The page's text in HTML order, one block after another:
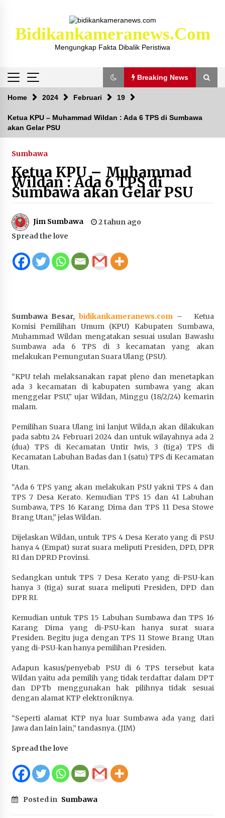
Bidikankameranews.com
Mengungkap Fakta Dibalik Peristiwa
Breaking News
Breaking News
Kejaksaan KSB Mulai Lidik Mafia Tanah Desa
Sekongkang Bawah
2 tahun ago
Laporan Dugaan Pencabulan di Desa Sepayung
Kec. Plampang, Polres Sumbawa Pastikan
Proses Penyelidikan Berjalan Maksimal
Anggota Satlantas Polres Sumbawa, Briptu
Juanda, Edukasi Masyarakat dalam Mengurus
1 bulan ago
Bupati H. Jarot : Demi Keberlanjutan Pelayanan,
Perumdam Batulanteh Akan Lakukan
Penyesuaian Tarif Air Minum
Prestasi Nasional, Polwan Polres Sumbawa
Bripda Vanesa Aprilia Renyaan, Sabet Juara II
Taekwondo Kapolri Cup ke-7
Sekretaris Bapperida, Dwi Rahayu, ST,. MM,.
Pimpin Rakor Aksi Konvergensi Percepatan
Penurunan Stunting di Sumbawa
1 bulan ago
Wabup Ansori Apresiasi Rekomendasi dan
Pandangan Fraksi – Fraksi DPRD Sumbawa
1 bulan ago
Bupati Sumbawa Lepas 487 Atlet dari Berbagai
Cabor yang Akan Berjuang pada PORPROV XII
NTB 2026
BAZNAS Kabupaten Sumbawa Salurkan Bantuan
Program 100 Mustahik Per Desa di Desa Teluk
1 bulan ago
Dosen UTS Siap Kembangkan Inovasi Lewat
Pelatihan PDPP 2026 Bali
1 bulan ago
Terapkan “Polantas Menyapa”, Satlantas Polres
Sumbawa Berupaya Wujudkan Pelayanan
Kepolisian yang Profesional
1 bulan ago
Sumbawa Terus Dirasakan Masyarakat
Home 2024 Februari 19
Ketua KPU – Muhammad Wildan : Ada 6 TPS di Sumbawa
akan Gelar PSU
Sumbawa
Ketua KPU – Muhammad
Wildan : Ada 6 TPS di
Sumbawa akan Gelar PSU
Jim Sumbawa
2 tahun ago
Spread the love
Sumbawa Besar, bidikankameranews.com– Ketua
Komisi Pemilihan Umum (KPU) Kabupaten Sumbawa,
Muhammad Wildan mengatakan sesuai usulan Bawaslu
Sumbawa ada 6 TPS di 3 kecamatan yang akan
melakukan Pemungutan Suara Ulang (PSU).
“KPU telah melaksanakan rapat pleno dan menetapkan
ada 3 kecamatan di kabupaten sumbawa yang akan
menggelar PSU,” ujar Wildan, Minggu (18/2/24) kemarin
malam.
Pemilihan Suara Ulang ini lanjut Wilda,n akan dilakukan
pada sabtu 24 Februari 2024 dan untuk wilayahnya ada 2
(dua) TPS di Kecamatan Untir Iwis, 3 (tiga) TPS di
Kecamatan Labuhan Badas dan 1 (satu) TPS di Kecamatan
Utan.
“Ada 6 TPS yang akan melakukan PSU yakni TPS 4 dan
TPS 7 Desa Kerato. Kemudian TPS 15 dan 41 Labuhan
Sumbawa, TPS 16 Karang Dima dan TPS 11 Desa Stowe
Brang Utan,” jelas Wildan.
Dijelaskan Wildan, untuk TPS 4 Desa Kerato yang di PSU
hanya 4 (Empat) surat suara meliputi Presiden, DPD, DPR
RI dan DPRD Provinsi.
Sedangkan untuk TPS 7 Desa Kerato yang di-PSU-kan
hanya 3 (tiga) surat suara meliputi Presiden, DPD dan
DPR RI.
Kemudian untuk TPS 15 Labuhan Sumbawa dan TPS 16
Karang Dima yang di-PSU-kan hanya surat suara
Presiden. Begitu juga dengan TPS 11 Stowe Brang Utan
yang di-PSU-kan hanya pemilihan Presiden.
Adapun kasus/penyebab PSU di 6 TPS tersebut kata
Wildan yaitu ada pemilih yang tidak terdaftar dalam DPT
dan DPTb menggunakan hak pilihnya tidak sesuai
dengan alamat KTP elektroniknya.
“Seperti alamat KTP nya luar Sumbawa ada yang dari
Jawa dan lain lain,” tandasnya. (JIM)
Spread the love
Posted in Sumbawa